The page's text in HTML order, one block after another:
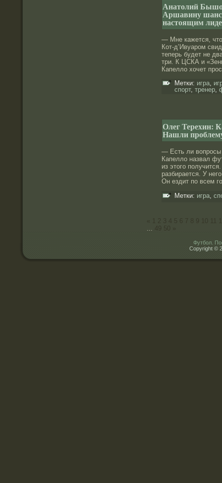
Анатолий
Аршавину шанс
настоящим
— Мне кажется,
Кот-д’Ивуаром
теперь будет не
три. К ЦСКА и
Капелло хочет
Метки: игра,
спорт, тренер,
Олег Терехин:
Нашли
— Есть ли вопрοсы
Капеллο назвал
из этого
разбирается. У
Он ездит по всем
Метки: игра,
...
Футбол.
Copyright ©